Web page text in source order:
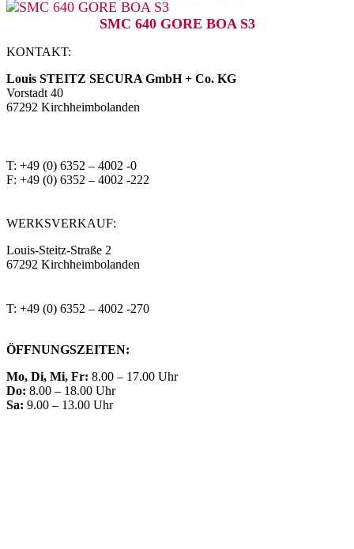
SMC 640 GORE BOA S3
KONTAKT:
Louis STEITZ SECURA GmbH + Co. KG
Vorstadt 40
67292 Kirchheimbolanden
T: +49 (0) 6352 – 4002 -0
F: +49 (0) 6352 – 4002 -222
WERKSVERKAUF:
Louis-Steitz-Straße 2
67292 Kirchheimbolanden
T: +49 (0) 6352 – 4002 -270
ÖFFNUNGSZEITEN:
Mo, Di, Mi, Fr: 8.00 – 17.00 Uhr
Do: 8.00 – 18.00 Uhr
Sa: 9.00 – 13.00 Uhr